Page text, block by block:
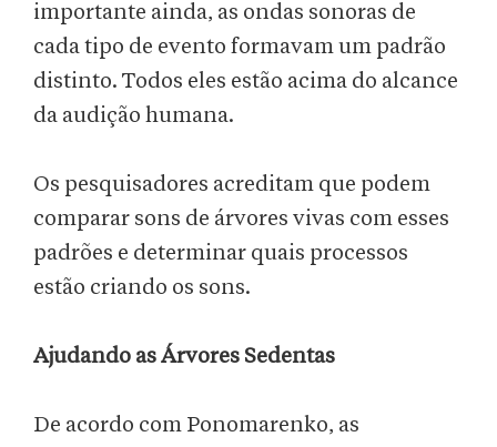
importante ainda, as ondas sonoras de
cada tipo de evento formavam um padrão
distinto. Todos eles estão acima do alcance
da audição humana.
Os pesquisadores acreditam que podem
comparar sons de árvores vivas com esses
padrões e determinar quais processos
estão criando os sons.
Ajudando as Árvores Sedentas
De acordo com Ponomarenko, as